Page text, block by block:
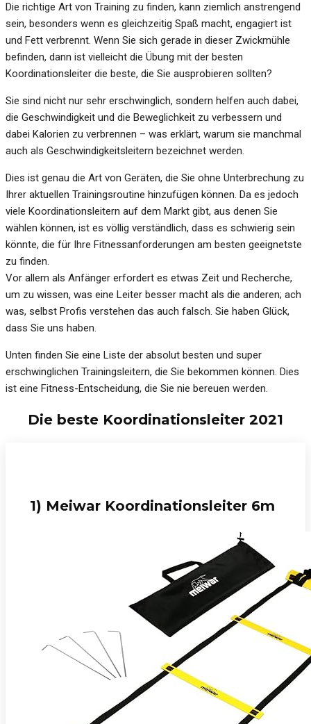
Die richtige Art von Training zu finden, kann ziemlich anstrengend
sein, besonders wenn es gleichzeitig Spaß macht, engagiert ist
und Fett verbrennt. Wenn Sie sich gerade in dieser Zwickmühle
befinden, dann ist vielleicht die Übung mit der besten
Koordinationsleiter die beste, die Sie ausprobieren sollten?
Sie sind nicht nur sehr erschwinglich, sondern helfen auch dabei,
die Geschwindigkeit und die Beweglichkeit zu verbessern und
dabei Kalorien zu verbrennen – was erklärt, warum sie manchmal
auch als Geschwindigkeitsleitern bezeichnet werden.
Dies ist genau die Art von Geräten, die Sie ohne Unterbrechung zu
Ihrer aktuellen Trainingsroutine hinzufügen können. Da es jedoch
viele Koordinationsleitern auf dem Markt gibt, aus denen Sie
wählen können, ist es völlig verständlich, dass es schwierig sein
könnte, die für Ihre Fitnessanforderungen am besten geeignetste
zu finden.
Vor allem als Anfänger erfordert es etwas Zeit und Recherche,
um zu wissen, was eine Leiter besser macht als die anderen; ach
was, selbst Profis verstehen das auch falsch. Sie haben Glück,
dass Sie uns haben.
Unten finden Sie eine Liste der absolut besten und super
erschwinglichen Trainingsleitern, die Sie bekommen können. Dies
ist eine Fitness-Entscheidung, die Sie nie bereuen werden.
Die beste Koordinationsleiter 2021
1) Meiwar Koordinationsleiter 6m